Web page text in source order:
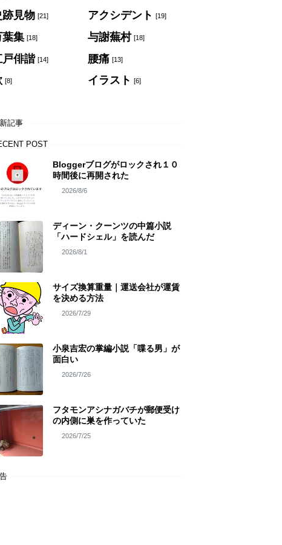
跡見物 [21] アクシデント [19]
葉集 [18] 与謝蕪村 [18]
戸俳諧 [14] 腰痛 [13]
[8] イラスト [6]
記事
POST
Bloggerブログがロックされ１０
時間後に再開された
2026/8/6
ディーン・クーンツの中篇小説
「ハードシェル」を読んだ
2026/8/1
サイズ換算重量｜運送会社が運賃
を決める方法
2026/7/29
小泉吉宏の掌編小説「喋る男」が
面白い
2026/7/26
フタモンアシナガバチが郵便受け
の内側に巣を作っていた
2026/7/25